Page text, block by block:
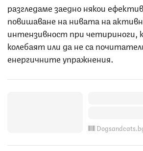
разгледаме заедно някои
повишаване на нивата на
интензивност при четириноги,
колебаят или да не са
енергичните упражнения.